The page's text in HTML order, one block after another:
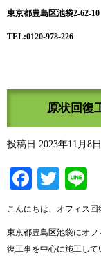
東京都豊島区池袋2-62-
TEL:0120-978-226
原状回復
投稿日 2023年11月8日
こんにちは、オフィス回
東京都豊島区池袋にオ
復工事を中心に施工して